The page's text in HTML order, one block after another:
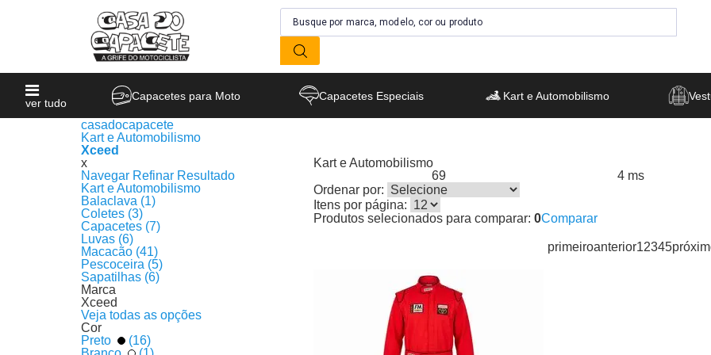
ver tudo
Capacetes para Moto Capacetes Especiais Kart e Automobilismo
casadocapacete
Kart e Automobilismo
Xceed
x
Navegar Refinar Resultado
Kart e Automobilismo
Balaclava (1)
Coletes (3)
Capacetes (7)
Luvas (6)
Macacão (41)
Pescoceira (5)
Sapatilhas (6)
Marca
Xceed
Veja todas as opções
Cor
Preto
(16)
Kart e Automobilismo
69
4 ms
Ordenar por:
Itens por página:
Produtos selecionados para comparar: 0Comparar
primeiroanterior12345